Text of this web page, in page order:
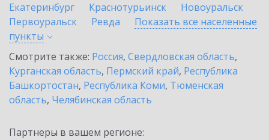
Екатеринбург
Краснотурьинск
Новоуральск
Первоуральск
Ревда
Показать все населенные
пункты
Смотрите также: Россия, Свердловская область,
Курганская область, Пермский край, Республика
Башкортостан, Республика Коми, Тюменская
область, Челябинская область
Партнеры в вашем регионе: